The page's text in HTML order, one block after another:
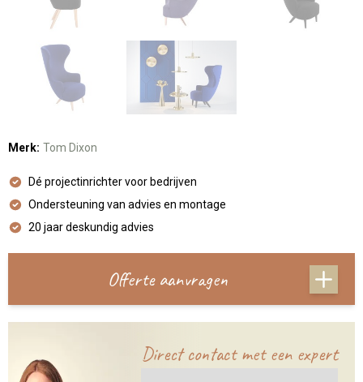
Merk: Tom Dixon
Dé projectinrichter voor bedrijven
Ondersteuning van advies en montage
20 jaar deskundig advies
Offerte aanvragen
Direct contact met een expert